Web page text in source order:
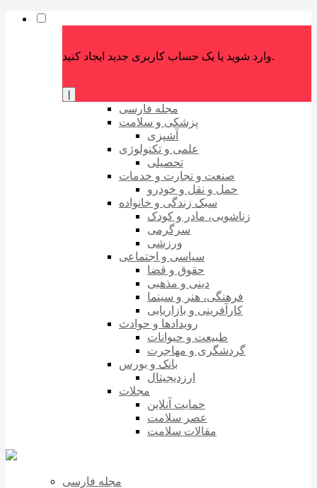
وارد شوید یا یک حساب کاربری جدید ایجاد کنید.
مجله فارسی
پزشکی و سلامت
آشپزی
علمی و تکنولوژی
تحصیلی
صنعت و تجارت و خدمات
حمل و نقل و خودرو
سبک زندگی و خانواده
زناشویی، مادر و کودک
سرگرمی
ورزشی
سیاسی و اجتماعی
حقوق و قضا
دینی و مذهبی
فرهنگی، هنر و سینما
کارآفرینی و بازاریابی
رویدادها و حوادث
طبیعت و حیوانات
گردشگری و مهاجرت
بانک و بورس
ارزدیجیتال
مجلات
حمایت آنلاین
عصر سلامت
مقالات سلامت
مجله فارسی